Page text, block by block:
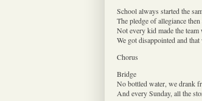
School always started the
The pledge of allegiance
Not every kid made the
We got disappointed and
Chorus
Bridge
No bottled water, we drank
And every Sunday, all the